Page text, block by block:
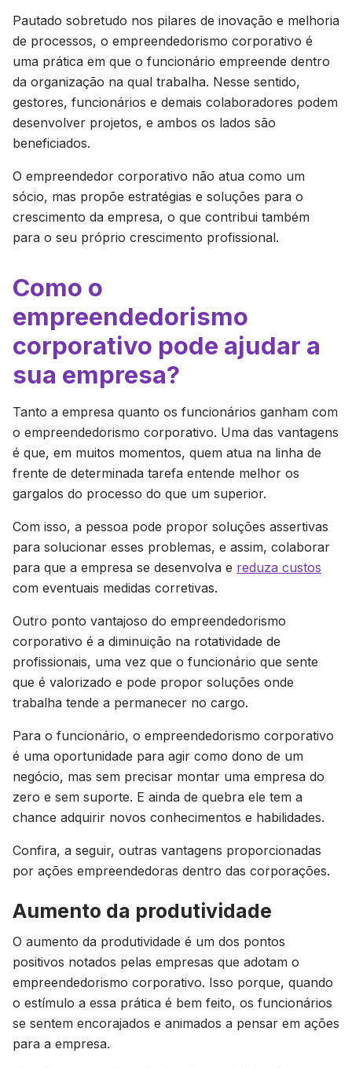
Pautado sobretudo nos pilares de inovação e melhoria
de processos, o empreendedorismo corporativo é
uma prática em que o funcionário empreende dentro
da organização na qual trabalha. Nesse sentido,
gestores, funcionários e demais colaboradores podem
desenvolver projetos, e ambos os lados são
beneficiados.
O empreendedor corporativo não atua como um
sócio, mas propõe estratégias e soluções para o
crescimento da empresa, o que contribui também
para o seu próprio crescimento profissional.
Como o
empreendedorismo
corporativo pode ajudar a
sua empresa?
Tanto a empresa quanto os funcionários ganham com
o empreendedorismo corporativo. Uma das vantagens
é que, em muitos momentos, quem atua na linha de
frente de determinada tarefa entende melhor os
gargalos do processo do que um superior.
Com isso, a pessoa pode propor soluções assertivas
para solucionar esses problemas, e assim, colaborar
para que a empresa se desenvolva e reduza custos
com eventuais medidas corretivas.
Outro ponto vantajoso do empreendedorismo
corporativo é a diminuição na rotatividade de
profissionais, uma vez que o funcionário que sente
que é valorizado e pode propor soluções onde
trabalha tende a permanecer no cargo.
Para o funcionário, o empreendedorismo corporativo
é uma oportunidade para agir como dono de um
negócio, mas sem precisar montar uma empresa do
zero e sem suporte. E ainda de quebra ele tem a
chance adquirir novos conhecimentos e habilidades.
Confira, a seguir, outras vantagens proporcionadas
por ações empreendedoras dentro das corporações.
Aumento da produtividade
O aumento da produtividade é um dos pontos
positivos notados pelas empresas que adotam o
empreendedorismo corporativo. Isso porque, quando
o estímulo a essa prática é bem feito, os funcionários
se sentem encorajados e animados a pensar em ações
para a empresa.